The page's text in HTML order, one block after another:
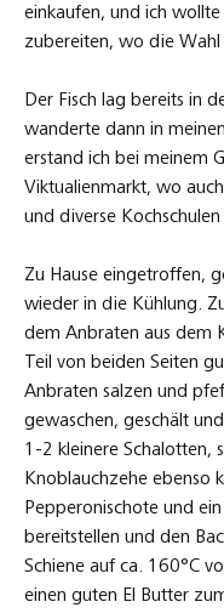
einkaufen, und ich
zubereiten, wo die Wahl
Der Fisch lag bereits in
wanderte dann in
erstand ich bei meinem
Viktualienmarkt, wo
und diverse
Zu Hause eingetroffen,
wieder in die Kühlung.
dem Anbraten aus dem
Teil von beiden Seiten
Anbraten salzen und
gewaschen, geschält
1-2 kleinere Schalotten,
Knoblauchzehe ebenso
Pepperonischote und
bereitstellen und den
Schiene auf ca. 160°C
einen guten El Butter